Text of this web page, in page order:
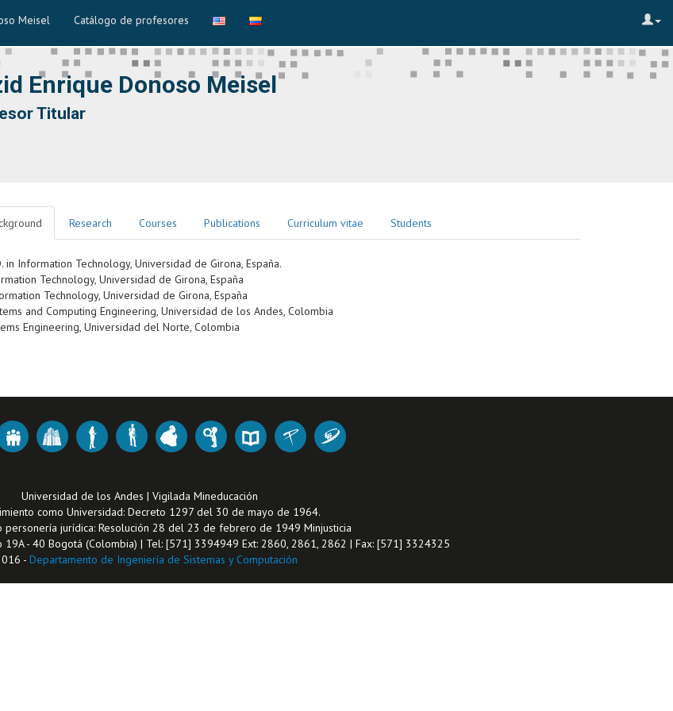
Meisel Catálogo de profesores
Enrique Donoso Meisel
Titular
Research Courses Publications Curriculum vitae Students
in Information Technology, Universidad de Girona, España.
Technology, Universidad de Girona, España
Technology, Universidad de Girona, España
and Computing Engineering, Universidad de los Andes, Colombia
Engineering, Universidad del Norte, Colombia
Universidad de los Andes | Vigilada Mineducación
como Universidad: Decreto 1297 del 30 de mayo de 1964.
personería jurídica: Resolución 28 del 23 de febrero de 1949 Minjusticia
19A - 40 Bogotá (Colombia) | Tel: [571] 3394949 Ext: 2860, 2861, 2862 | Fax: [571] 3324325
- Departamento de Ingeniería de Sistemas y Computación